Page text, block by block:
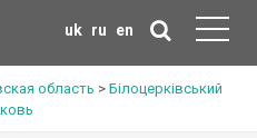
uk ru en
область > Білоцерківський